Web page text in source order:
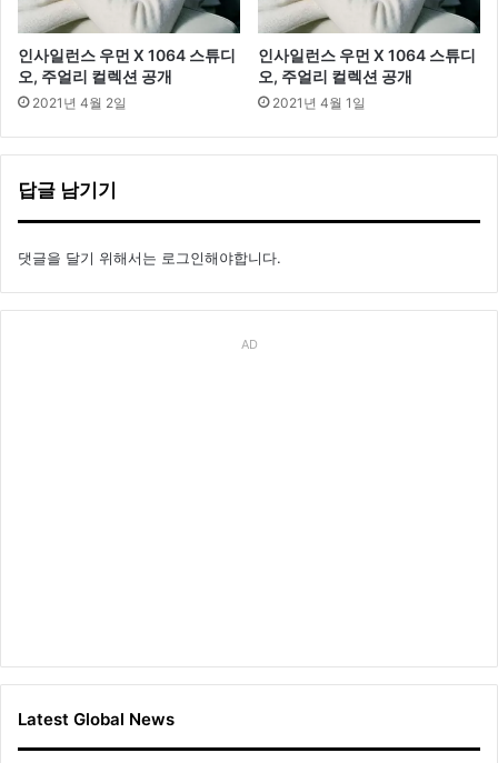
인사일런스 우먼 X 1064 스튜디
오, 주얼리 컬렉션 공개
2021년 4월 2일
인사일런스 우먼 X 1064 스튜디
오, 주얼리 컬렉션 공개
2021년 4월 1일
답글 남기기
댓글을 달기 위해서는 로그인해야합니다.
AD
Latest Global News